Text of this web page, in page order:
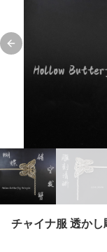
Previous slide
チャイナ服 透か